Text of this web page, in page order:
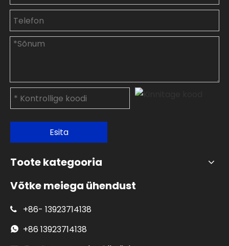
Esita
Toote kategooria
Võtke meiega ühendust
 +86- 13923714138
 +86 13923714138